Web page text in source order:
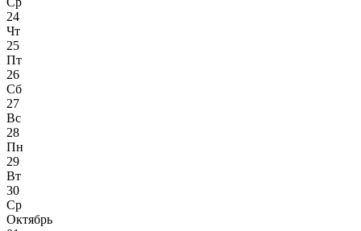
24
Чт
25
Пт
26
Сб
27
Вс
28
Пн
29
Вт
30
Ср
Октябрь